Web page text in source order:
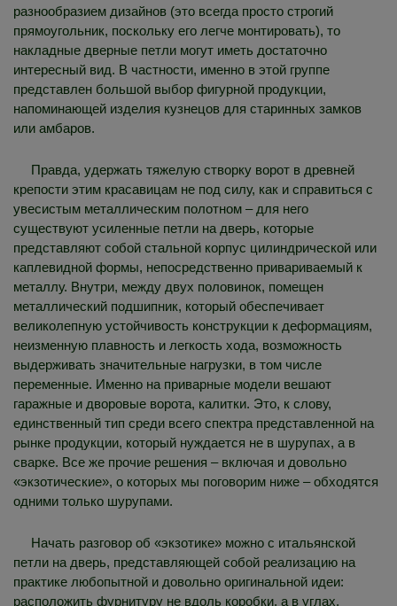
разнообразием дизайнов (это всегда просто строгий
прямоугольник, поскольку его легче монтировать), то
накладные дверные петли могут иметь достаточно
интересный вид. В частности, именно в этой группе
представлен большой выбор фигурной продукции,
напоминающей изделия кузнецов для старинных замков
или амбаров.
Правда, удержать тяжелую створку ворот в древней
крепости этим красавицам не под силу, как и справиться с
увесистым металлическим полотном – для него
существуют усиленные петли на дверь, которые
представляют собой стальной корпус цилиндрической или
каплевидной формы, непосредственно привариваемый к
металлу. Внутри, между двух половинок, помещен
металлический подшипник, который обеспечивает
великолепную устойчивость конструкции к деформациям,
неизменную плавность и легкость хода, возможность
выдерживать значительные нагрузки, в том числе
переменные. Именно на приварные модели вешают
гаражные и дворовые ворота, калитки. Это, к слову,
единственный тип среди всего спектра представленной на
рынке продукции, который нуждается не в шурупах, а в
сварке. Все же прочие решения – включая и довольно
«экзотические», о которых мы поговорим ниже – обходятся
одними только шурупами.
Начать разговор об «экзотике» можно с итальянской
петли на дверь, представляющей собой реализацию на
практике любопытной и довольно оригинальной идеи:
расположить фурнитуру не вдоль коробки, а в углах.